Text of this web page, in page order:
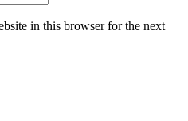
in this browser for the next